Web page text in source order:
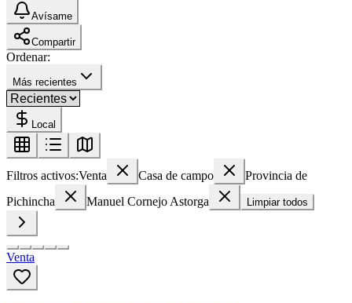
Avísame
Compartir
Ordenar:
Más recientes
Local
Filtros activos:Venta Casa de campo
Provincia de
Pichincha
Manuel Cornejo Astorga Limpiar todos
Venta